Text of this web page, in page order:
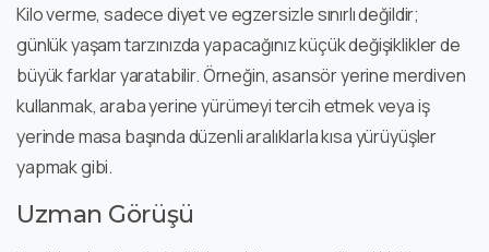
Kilo verme, sadece diyet ve egzersizle sınırlı değildir;
günlük yaşam tarzınızda yapacağınız küçük değişiklikler de
büyük farklar yaratabilir. Örneğin, asansör yerine merdiven
kullanmak, araba yerine yürümeyi tercih etmek veya iş
yerinde masa başında düzenli aralıklarla kısa yürüyüşler
yapmak gibi.
Uzman Görüşü